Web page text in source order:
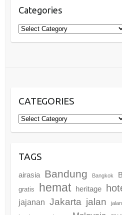
Categories
Categories
CATEGORIES
Categories
TAGS
airasia Bandung Bangkok
gratis hemat heritage
jajanan Jakarta jalan